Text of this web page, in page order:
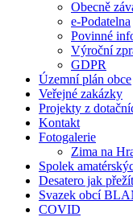
Obecně
e-Podatelna
Povinné
Výroční
GDPR
Územní plán obce
Veřejné zakázky
Projekty z
Kontakt
Fotogalerie
Zima na
Spolek
Desatero jak přežít
Svazek obcí
COVID